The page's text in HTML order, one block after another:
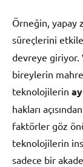
Örneğin, yapay
süreçlerini
devreye giriyor.
bireylerin
teknolojilerin
hakları
faktörler göz
teknolojilerin
sadece bir